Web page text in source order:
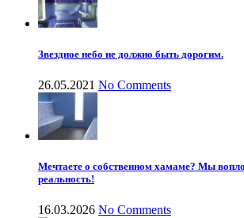
Звездное небо не должно быть дорогим.
26.05.2021 No Comments
Мечтаете о собственном хамаме? Мы
реальность!
16.03.2026 No Comments